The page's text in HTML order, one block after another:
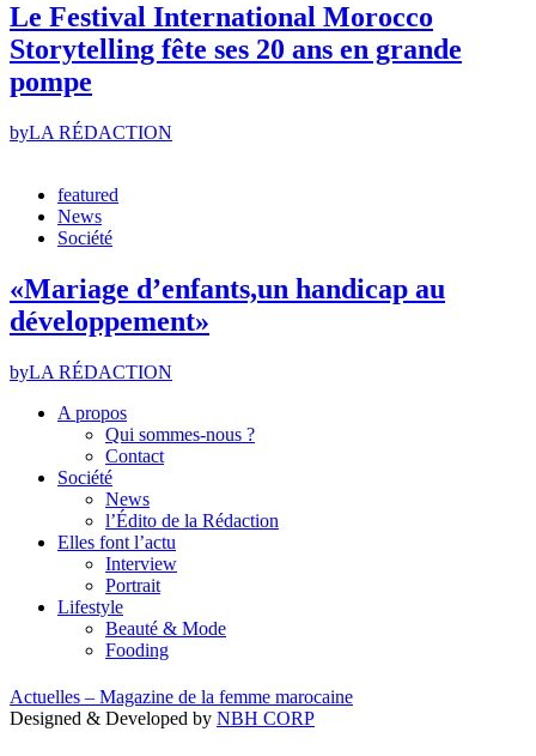
Le Festival International Morocco
Storytelling fête ses 20 ans en grande
pompe
byLA RÉDACTION
featured
News
Société
«Mariage d’enfants,un handicap au
développement»
byLA RÉDACTION
A propos
Qui sommes-nous ?
Contact
Société
News
l’Édito de la Rédaction
Elles font l’actu
Interview
Portrait
Lifestyle
Beauté & Mode
Fooding
Actuelles – Magazine de la femme marocaine
Designed & Developed by NBH CORP